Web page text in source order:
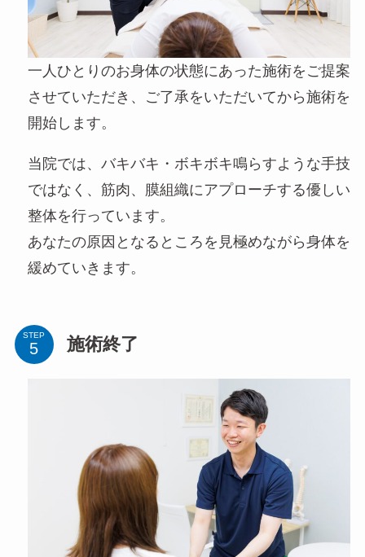
一人ひとりのお身体の状態にあった施術をご提案
させていただき、ご了承をいただいてから施術を
開始します。
当院では、バキバキ・ボキボキ鳴らすような手技
ではなく、筋肉、膜組織にアプローチする優しい
整体を行っています。
あなたの原因となるところを見極めながら身体を
緩めていきます。
STEP 施術終了